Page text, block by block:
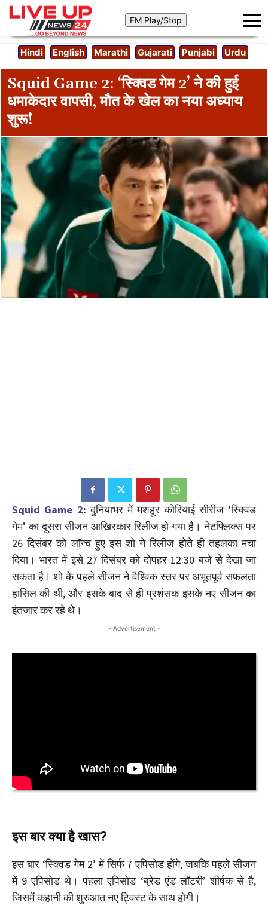
Hindi English Marathi Gujarati Punjabi Urdu
Squid Game 2: ‘स्क्विड गेम 2’ ने की हुई
धमाकेदार वापसी, मौत के खेल का नया अध्याय
शुरू!
Squid Game 2: दुनियाभर में मशहूर कोरियाई सीरीज ‘स्क्विड
गेम’ का दूसरा सीजन आखिरकार रिलीज हो गया है। नेटफ्लिक्स पर
26 दिसंबर को लॉन्च हुए इस शो ने रिलीज होते ही तहलका मचा
दिया। भारत में इसे 27 दिसंबर को दोपहर 12:30 बजे से देखा जा
सकता है। शो के पहले सीजन ने वैश्विक स्तर पर अभूतपूर्व सफलता
हासिल की थी, और इसके बाद से ही प्रशंसक इसके नए सीजन का
इंतजार कर रहे थे।
- Advertisement -
इस बार क्या है खास?
इस बार ‘स्क्विड गेम 2’ में सिर्फ 7 एपिसोड होंगे, जबकि पहले सीजन
में 9 एपिसोड थे। पहला एपिसोड ‘ब्रेड एंड लॉटरी’ शीर्षक से है,
जिसमें कहानी की शुरुआत नए ट्विस्ट के साथ होगी।